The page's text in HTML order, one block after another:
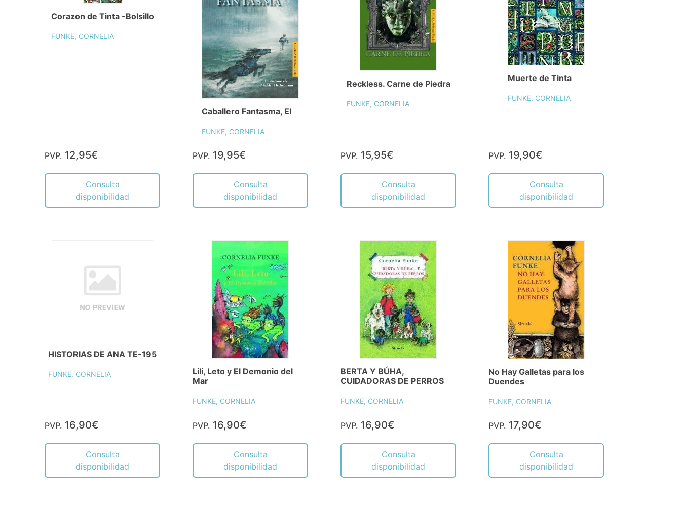
Corazon de Tinta -Bolsillo
FUNKE, CORNELIA
PVP. 12,95€
Consulta
disponibilidad
Caballero Fantasma, El
FUNKE, CORNELIA
PVP. 19,95€
Consulta
disponibilidad
Reckless. Carne de Piedra
FUNKE, CORNELIA
PVP. 15,95€
Consulta
disponibilidad
Muerte de Tinta
FUNKE, CORNELIA
PVP. 19,90€
Consulta
disponibilidad
HISTORIAS DE ANA TE-195
FUNKE, CORNELIA
PVP. 16,90€
Consulta
disponibilidad
Lili, Leto y El Demonio del
Mar
FUNKE, CORNELIA
PVP. 16,90€
Consulta
disponibilidad
BERTA Y BÚHA,
CUIDADORAS DE PERROS
FUNKE, CORNELIA
PVP. 16,90€
Consulta
disponibilidad
No Hay Galletas para los
Duendes
FUNKE, CORNELIA
PVP. 17,90€
Consulta
disponibilidad